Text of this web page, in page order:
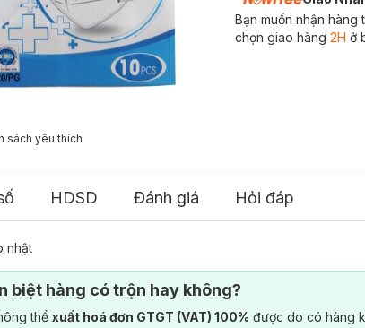
sách yêu thích
Bạn muốn nhận hàng
chọn giao hàng 2H ở
HDSD Đánh giá Hỏi đáp
nhật
biệt hàng có trộn hay không?
thể xuất hoá đơn GTGT (VAT) 100% được do có hàng